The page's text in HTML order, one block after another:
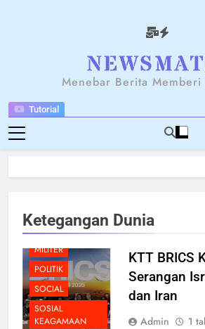
Tutorial
Menebar Berita Memberi
Ketegangan Dunia
BENCANA
HUKUM
MILITER
POLITIK
SOCIAL
SOSIAL
KEAGAMAAN
KTT BRICS
Serangan
dan Iran
Admin 1